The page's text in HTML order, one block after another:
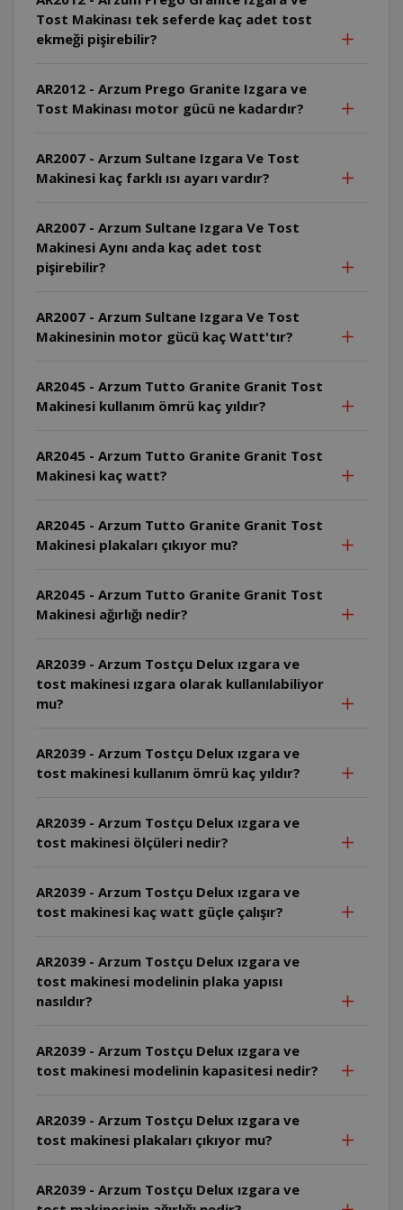
Tost Makinası tek seferde kaç adet tost
ekmeği pişirebilir?
AR2012 - Arzum Prego Granite Izgara ve
Tost Makinası motor gücü ne kadardır?
AR2007 - Arzum Sultane Izgara Ve Tost
Makinesi kaç farklı ısı ayarı vardır?
AR2007 - Arzum Sultane Izgara Ve Tost
Makinesi Aynı anda kaç adet tost
pişirebilir?
AR2007 - Arzum Sultane Izgara Ve Tost
Makinesinin motor gücü kaç Watt'tır?
AR2045 - Arzum Tutto Granite Granit Tost
Makinesi kullanım ömrü kaç yıldır?
AR2045 - Arzum Tutto Granite Granit Tost
Makinesi kaç watt?
AR2045 - Arzum Tutto Granite Granit Tost
Makinesi plakaları çıkıyor mu?
AR2045 - Arzum Tutto Granite Granit Tost
Makinesi ağırlığı nedir?
AR2039 - Arzum Tostçu Delux ızgara ve
tost makinesi ızgara olarak kullanılabiliyor
mu?
AR2039 - Arzum Tostçu Delux ızgara ve
tost makinesi kullanım ömrü kaç yıldır?
AR2039 - Arzum Tostçu Delux ızgara ve
tost makinesi ölçüleri nedir?
AR2039 - Arzum Tostçu Delux ızgara ve
tost makinesi kaç watt güçle çalışır?
AR2039 - Arzum Tostçu Delux ızgara ve
tost makinesi modelinin plaka yapısı
nasıldır?
AR2039 - Arzum Tostçu Delux ızgara ve
tost makinesi modelinin kapasitesi nedir?
AR2039 - Arzum Tostçu Delux ızgara ve
tost makinesi plakaları çıkıyor mu?
AR2039 - Arzum Tostçu Delux ızgara ve